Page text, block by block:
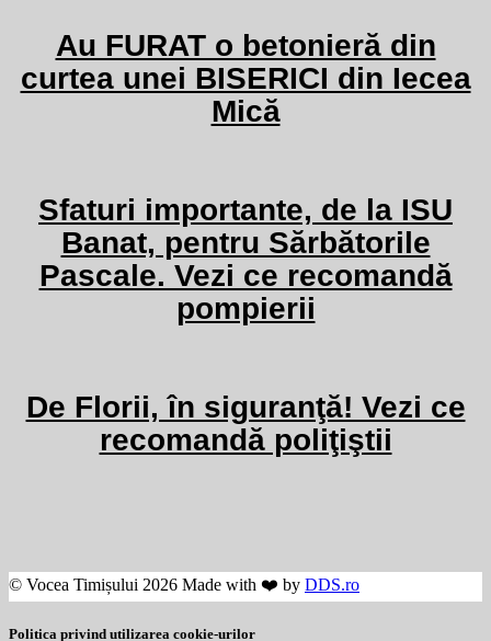
Au FURAT o betonieră din
curtea unei BISERICI din Iecea
Mică
Sfaturi importante, de la ISU
Banat, pentru Sărbătorile
Pascale. Vezi ce recomandă
pompierii
De Florii, în siguranţă! Vezi ce
recomandă poliţiştii
© Vocea Timișului 2026 Made with ❤️ by DDS.ro
Politica privind utilizarea cookie-urilor